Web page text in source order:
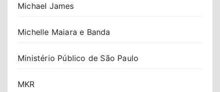
Michael James
Michelle Maiara e Banda
Ministério Público de São Paulo
MKR